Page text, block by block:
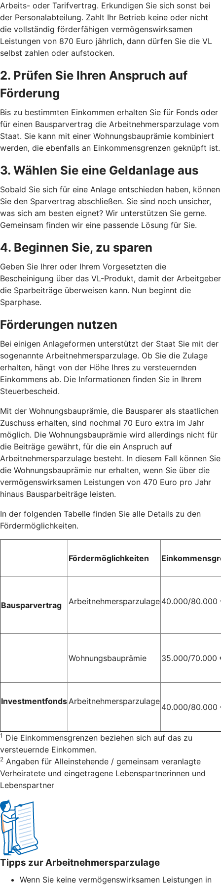
Arbeits- oder Tarifvertrag. Erkundigen Sie sich sonst bei
der Personalabteilung. Zahlt Ihr Betrieb keine oder nicht
die vollständig förderfähigen vermögenswirksamen
Leistungen von 870 Euro jährlich, dann dürfen Sie die VL
selbst zahlen oder aufstocken.
2. Prüfen Sie Ihren Anspruch auf
Förderung
Bis zu bestimmten Einkommen erhalten Sie für Fonds oder
für einen Bausparvertrag die Arbeitnehmersparzulage vom
Staat. Sie kann mit einer Wohnungsbauprämie kombiniert
werden, die ebenfalls an Einkommensgrenzen geknüpft ist.
3. Wählen Sie eine Geldanlage aus
Sobald Sie sich für eine Anlage entschieden haben, können
Sie den Sparvertrag abschließen. Sie sind noch unsicher,
was sich am besten eignet? Wir unterstützen Sie gerne.
Gemeinsam finden wir eine passende Lösung für Sie.
4. Beginnen Sie, zu sparen
Geben Sie Ihrer oder Ihrem Vorgesetzten die
Bescheinigung über das VL-Produkt, damit der Arbeitgeber
die Sparbeiträge überweisen kann. Nun beginnt die
Sparphase.
Förderungen nutzen
Bei einigen Anlageformen unterstützt der Staat Sie mit der
sogenannte Arbeitnehmersparzulage. Ob Sie die Zulage
erhalten, hängt von der Höhe Ihres zu versteuernden
Einkommens ab. Die Informationen finden Sie in Ihrem
Steuerbescheid.
Mit der Wohnungsbauprämie, die Bausparer als staatlichen
Zuschuss erhalten, sind nochmal 70 Euro extra im Jahr
möglich. Die Wohnungsbauprämie wird allerdings nicht für
die Beiträge gewährt, für die ein Anspruch auf
Arbeitnehmersparzulage besteht. In diesem Fall können Sie
die Wohnungsbauprämie nur erhalten, wenn Sie über die
vermögenswirksamen Leistungen von 470 Euro pro Jahr
hinaus Bausparbeiträge leisten.
In der folgenden Tabelle finden Sie alle Details zu den
Fördermöglichkeiten.
Fördermöglichkeiten
Bausparvertrag Arbeitnehmersparzulage 40.000/80.000
Wohnungsbauprämie 35.000/70.000
Investmentfonds Arbeitnehmersparzulage
40.000/80.000
1 Die Einkommensgrenzen beziehen sich auf das zu
versteuernde Einkommen.
2 Angaben für Alleinstehende / gemeinsam veranlagte
Verheiratete und eingetragene Lebenspartnerinnen und
Lebenspartner
Tipps zur Arbeitnehmersparzulage
Wenn Sie keine vermögenswirksamen Leistungen in